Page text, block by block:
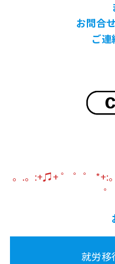
お問合
ご連
。.。:+♫+ ゜ ゜゜ *+:
就労